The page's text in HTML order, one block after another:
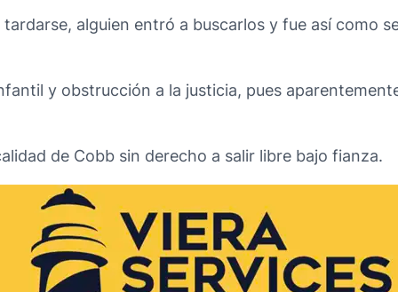
alguien entró a buscarlos y fue así como
y obstrucción a la justicia, pues
de Cobb sin derecho a salir libre bajo fianza.